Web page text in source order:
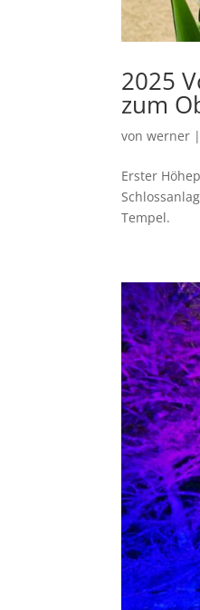
2025
zum
vonwerner
Erster
Tempel.